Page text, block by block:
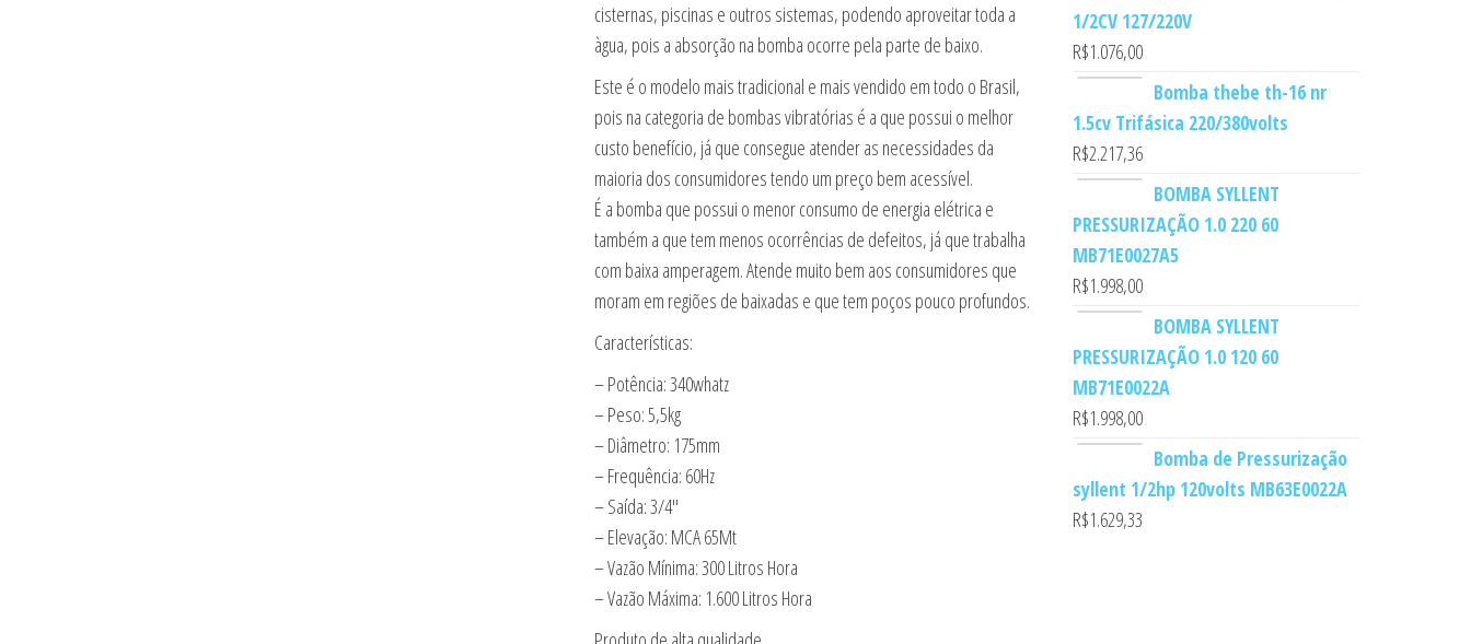
cisternas, piscinas e outros sistemas, podendo aproveitar toda a
àgua, pois a absorção na bomba ocorre pela parte de baixo.
Este é o modelo mais tradicional e mais vendido em todo o Brasil,
pois na categoria de bombas vibratórias é a que possui o melhor
custo benefício, já que consegue atender as necessidades da
maioria dos consumidores tendo um preço bem acessível.
É a bomba que possui o menor consumo de energia elétrica e
também a que tem menos ocorrências de defeitos, já que trabalha
com baixa amperagem. Atende muito bem aos consumidores que
moram em regiões de baixadas e que tem poços pouco profundos.
Características:
– Potência: 340whatz
– Peso: 5,5kg
– Diâmetro: 175mm
– Frequência: 60Hz
– Saída: 3/4″
– Elevação: MCA 65Mt
– Vazão Mínima: 300 Litros Hora
– Vazão Máxima: 1.600 Litros Hora
1/2CV 127/220V
R$1.076,00
Bomba thebe th-16 nr
1.5cv Trifásica 220/380volts
R$2.217,36
BOMBA SYLLENT
PRESSURIZAÇÃO 1.0 220 60
MB71E0027A5
R$1.998,00
BOMBA SYLLENT
PRESSURIZAÇÃO 1.0 120 60
MB71E0022A
R$1.998,00
Bomba de Pressurização
syllent 1/2hp 120volts MB63E0022A
R$1.629,33